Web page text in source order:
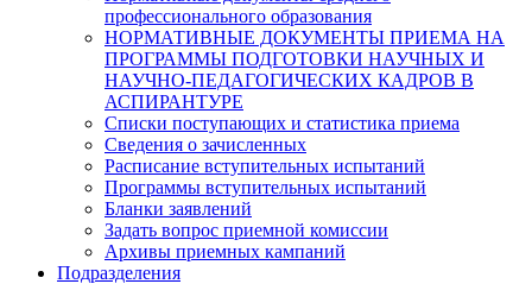
профессионального образования
НОРМАТИВНЫЕ ДОКУМЕНТЫ ПРИЕМА НА
ПРОГРАММЫ ПОДГОТОВКИ НАУЧНЫХ И
НАУЧНО-ПЕДАГОГИЧЕСКИХ КАДРОВ В
АСПИРАНТУРЕ
Списки поступающих и статистика приема
Сведения о зачисленных
Расписание вступительных испытаний
Программы вступительных испытаний
Бланки заявлений
Задать вопрос приемной комиссии
Архивы приемных кампаний
Подразделения